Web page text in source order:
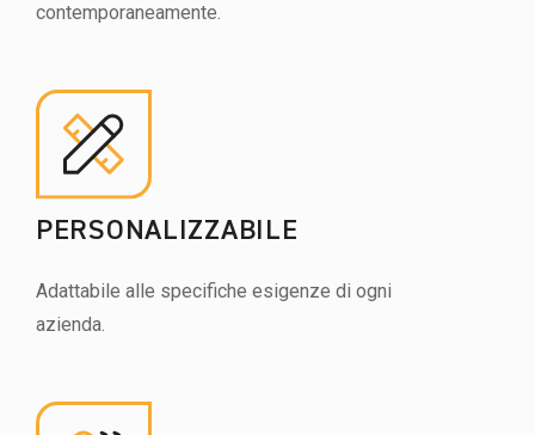
contemporaneamente.
PERSONALIZZABILE
Adattabile alle specifiche esigenze di ogni
azienda.